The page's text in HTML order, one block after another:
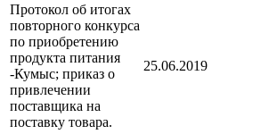
Протокол об итогах
повторного конкурса
по приобретению
продукта питания
-Кумыс; приказ о
привлечении
поставщика на
поставку товара.
25.06.2019